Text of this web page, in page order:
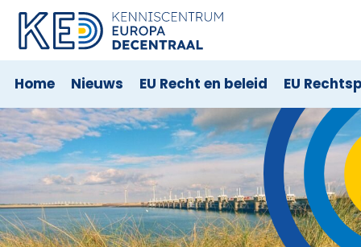
Home Nieuws EU Recht en beleid EU